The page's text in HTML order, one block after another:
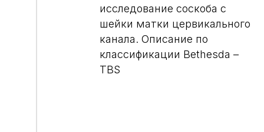
исследование соскоба с
шейки матки цервикального
канала. Описание по
классификации Bethesda –
TBS